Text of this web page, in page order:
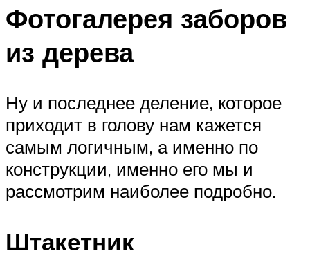
Фотогалерея заборов
из дерева
Ну и последнее деление, которое
приходит в голову нам кажется
самым логичным, а именно по
конструкции, именно его мы и
рассмотрим наиболее подробно.
Штакетник